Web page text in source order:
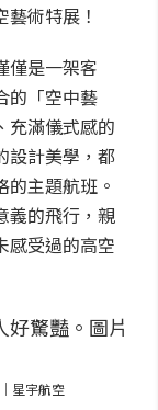
術特展！
僅是一架客
的「空中藝
充滿儀式感的
設計美學，都
主題航班。
義的飛行，親
感受過的高空
星宇航空